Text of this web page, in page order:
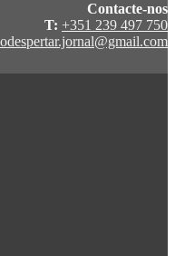
Contacte-nos
T: +351 239 497 750
odespertar.jornal@gmail.com